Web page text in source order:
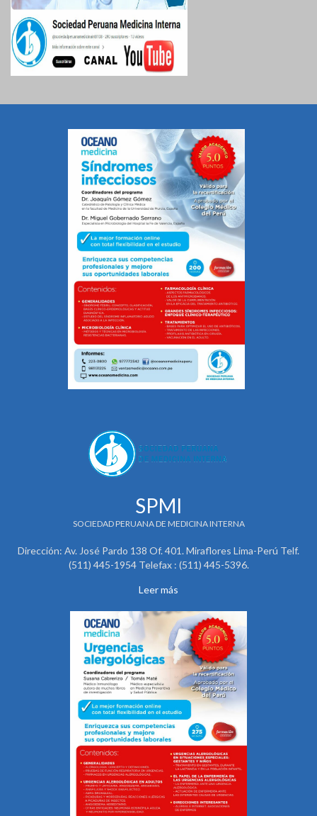
SPMI
SOCIEDAD PERUANA DE MEDICINA INTERNA
Dirección: Av. José Pardo 138 Of. 401. Miraflores Lima-Perú Telf.
(511) 445-1954 Telefax : (511) 445-5396.
Leer más